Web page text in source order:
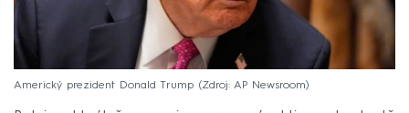
Americký prezident Donald Trump Zdroj: AP Newsroom